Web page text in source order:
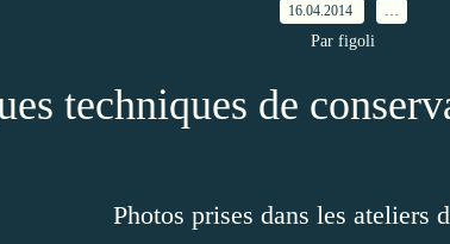
16.04.2014
Par figoli
techniques de
Photos prises dans les ateliers